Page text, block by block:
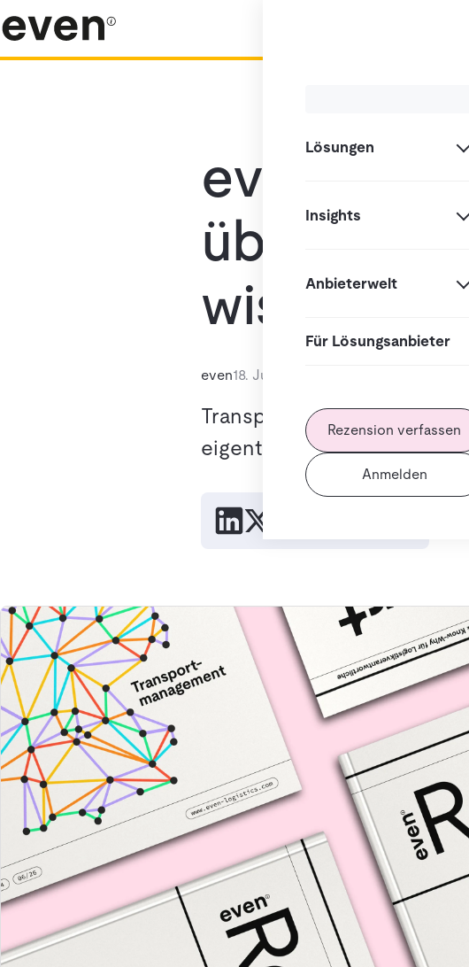
Lösungen
Insights
Anbieterwelt
Für Lösungsanbieter
Rezension verfassen
Anmelden
even
über
wissen
even18. Juni 2026
Transportsteuerung ist
eigentlichen